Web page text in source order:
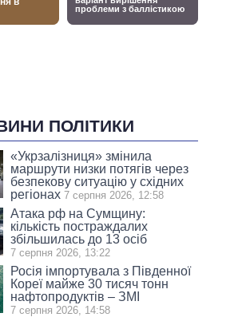
ПОЛІТИКИ
«Укрзалізниця» змінила
маршрути низки потягів через
безпекову ситуацію у східних
регіонах 7 серпня 2026, 12:58
Атака рф на Сумщину:
кількість постраждалих
збільшилась до 13 осіб
7 серпня 2026, 13:22
Росія імпортувала з Південної
Кореї майже 30 тисяч тонн
нафтопродуктів – ЗМІ
7 серпня 2026, 14:58